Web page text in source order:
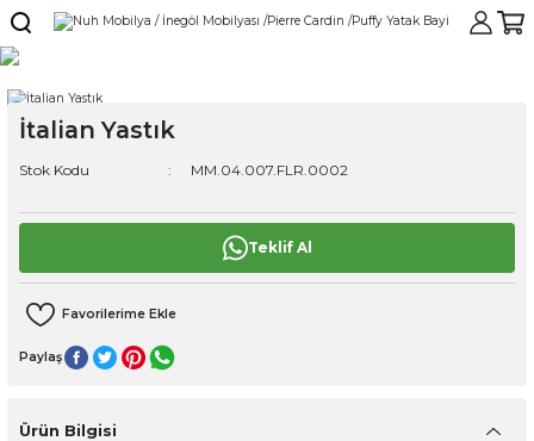
İtalian Yastık
Stok Kodu MM.04.007.FLR.0002
Teklif Al
Paylaş
Ürün Bilgisi